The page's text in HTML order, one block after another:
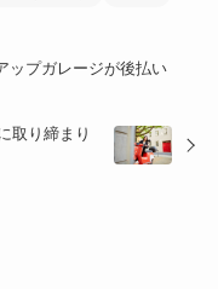
ップガレージが後払い
取り締まり